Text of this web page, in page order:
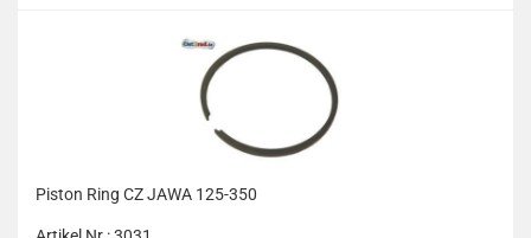
Piston Ring CZ JAWA 125-350